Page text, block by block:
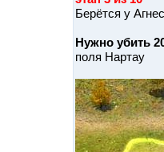
Берётся у
Нужно убить
поля Нартау